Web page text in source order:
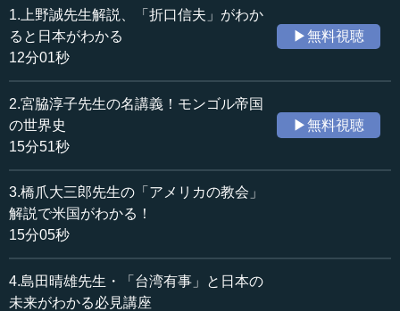
台湾有事については連日ニュースでも取り上げられている
ため、「なんとなく」聞いたことがある・知っているとい
か、その全体像をしっかり把握している人は、案外、少な
いのではないでしょうか。
その全体像をわかりやすく描くとともに、台湾有事で何が
起きうるのか、そのシミュレーションまで展開されるこの
講義。まさに、いまこそ必見です。ぜひご視聴ください。
追加日：2023年2月15日
カテゴリー：
教育
教育一般
≪全文≫
■島田晴雄先生
《台湾有事を考える》
https://10mtv.jp/pc/content/detail.php?movie_id=4789
-------------------------------
■お便りも募集しております
編集部ラジオのご意見・ご要望はこちらまで
（メールアドレス）
1.上野誠先生解説、「折口信夫」がわか
ると日本がわかる
12分01秒
▶無料視聴
2.宮脇淳子先生の名講義！モンゴル帝国
の世界史
15分51秒
▶無料視聴
3.橋爪大三郎先生の「アメリカの教会」
解説で米国がわかる！
15分05秒
4.島田晴雄先生・「台湾有事」と日本の
未来がわかる必見講座